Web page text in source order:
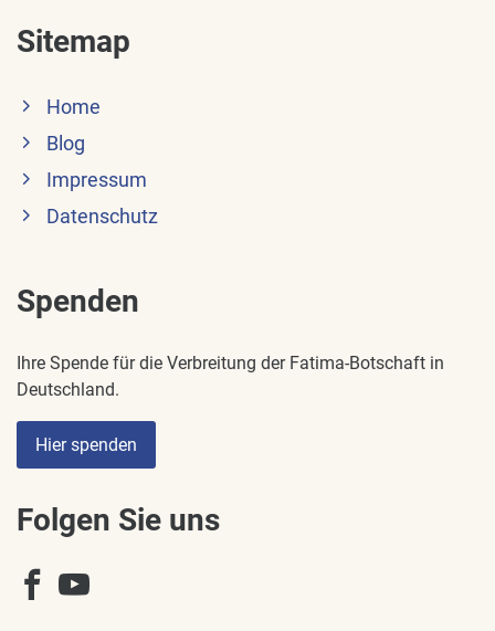
Sitemap
Home
Blog
Impressum
Datenschutz
Spenden
Ihre Spende für die Verbreitung der Fatima-Botschaft in
Deutschland.
Hier spenden
Folgen Sie uns